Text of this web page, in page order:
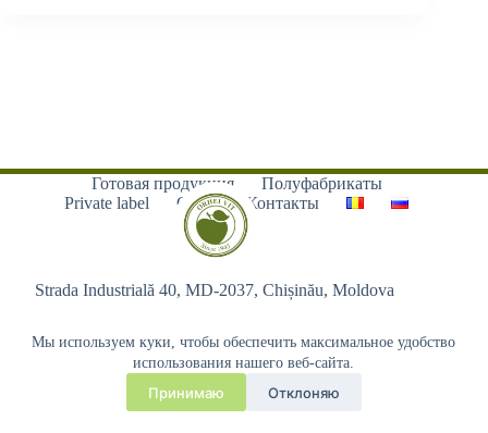
Мы используем куки, чтобы обеспечить максимальное удобство
использования нашего веб-сайта.
Принимаю Отклоняю
Готовая продукция
Полуфабрикаты
Private label
О нас Контакты
Strada Industrială 40, MD-2037, Chișinău, Moldova